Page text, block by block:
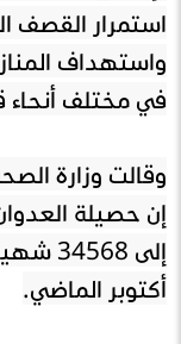
استمرار القصف
واستهداف
في مختلف
وقالت وزارة
إن حصيلة
أكتوبر الماضي.